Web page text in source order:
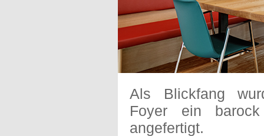
Als Blickfang
Foyer ein barock
angefertigt.